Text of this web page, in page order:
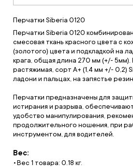
Перчатки Siberia 0120
Перчатки Siberia 0120
смесовая ткань красного цвета с
(золотого) цвета и подкладкой на
крага, общая длина 270 мм (+/- 5мм).
растяжимая, сорт А+ (1,4 мм +/- 0,2)
ладони и пальцах, на запястье
Перчатки предназначены для
истирания и разрыва,
удобство манипулирования,
продолжительного ношения, при
инструментом, для водителей.
Вес:
Вес 1 товара: 0.18 кг.